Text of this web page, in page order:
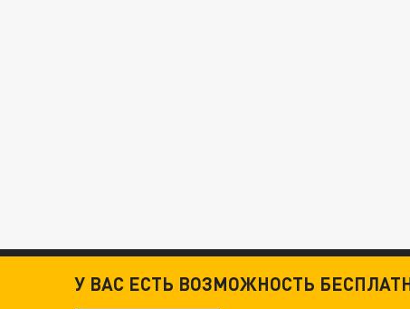
У ВАС ЕСТЬ ВОЗМОЖНОСТЬ